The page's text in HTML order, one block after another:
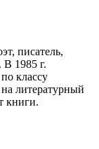
писатель,
В 1985 г.
классу
литературный
книги.